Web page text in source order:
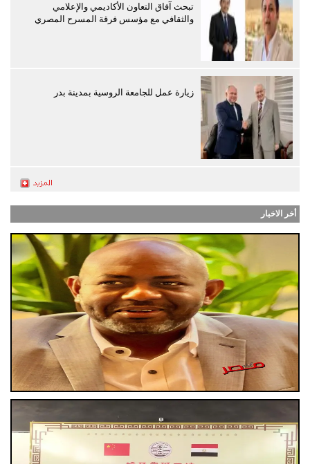
تبحث آفاق التعاون الأكاديمي والإعلامي
والثقافي مع مؤسس فرقة المسرح المصري
زيارة عمل للجامعة الروسية بمدينة بدر
أخر الاخبار